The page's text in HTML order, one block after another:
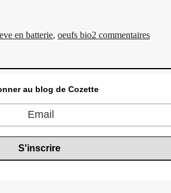
en batterie, oeufs bio2 commentaires
aussi
au blog de Cozette